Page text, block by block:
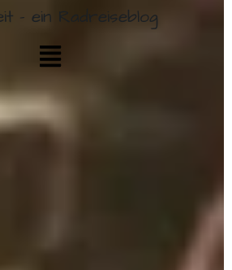
- ein Radreiseblog